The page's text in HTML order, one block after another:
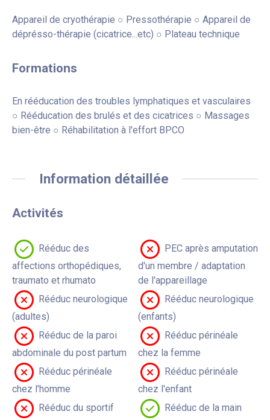
Appareil de cryothérapie ○ Pressothérapie ○ Appareil de
déprésso-thérapie (cicatrice...etc) ○ Plateau technique
Formations
En rééducation des troubles lymphatiques et vasculaires
○ Rééducation des brulés et des cicatrices ○ Massages
bien-être ○ Réhabilitation à l'effort BPCO
Information détaillée
Activités
Rééduc des
affections orthopédiques,
traumato et rhumato
PEC après amputation
d'un membre / adaptation
de l'appareillage
Rééduc neurologique
(adultes)
Rééduc neurologique
(enfants)
Rééduc de la paroi
abdominale du post partum
Rééduc périnéale
chez la femme
Rééduc périnéale
chez l'homme
Rééduc périnéale
chez l'enfant
Rééduc du sportif
Rééduc de la main